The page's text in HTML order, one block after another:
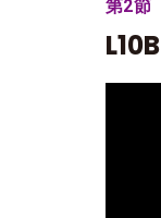
第2節
L10B